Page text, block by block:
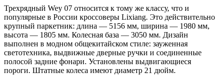
Трехрядный Wey 07 относится к тому же классу, что и
популярные в России кроссоверы Lixiang. Это действительно
крупный паркетник: длина — 5156 мм, ширина — 1980 мм,
высота — 1805 мм. Колесная база — 3050 мм. Дизайн
выполнен в модном общекитайском стиле: зауженная
светотехника, выдвижные дверные ручки и соединенные
полосой задние фонари. Установлены выдвигающиеся
пороги. Штатные колеса имеют диаметр 21 дюйм.